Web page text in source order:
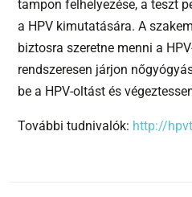
tampon felhelyezése, a teszt
a HPV kimutatására. A
biztosra szeretne menni a
rendszeresen járjon
be a HPV-oltást és
További tudnivalók: http://